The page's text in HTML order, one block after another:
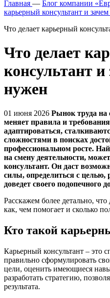
Главная — Блог компании
карьерный консультант и
Что делает карьерный
Что делает
консультант и
нужен
01 июня 2026 Рынок труда на
меняет правила и
адаптироваться,
сложностями в поисках
профессиональном росте.
на смену деятельности,
консультант. Он даст
силы, определиться с целью,
доведет своего подопечного
Расскажем более детально, что
как, чем помогает и сколько
Кто такой
Карьерный консультант – это
правильно сформулировать
цели, оценить имеющиеся
разработать стратегию,
результата.